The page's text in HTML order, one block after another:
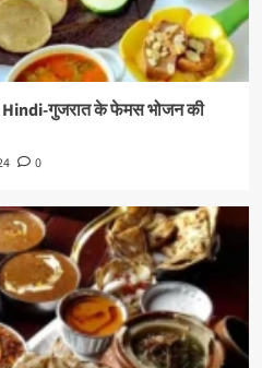
गुजरात के फेमस भोजन की
0